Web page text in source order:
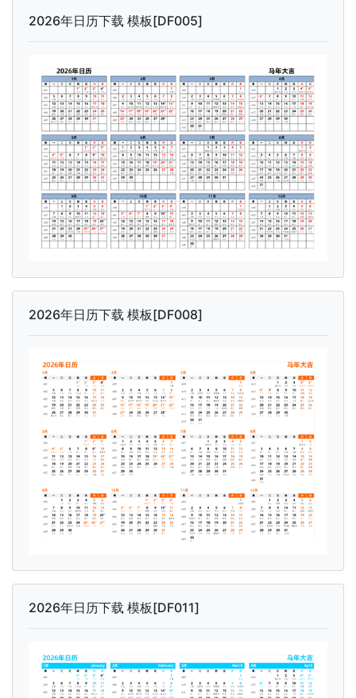
2026年日历下载 模板[DF005]
2026年日历下载 模板[DF008]
2026年日历下载 模板[DF011]